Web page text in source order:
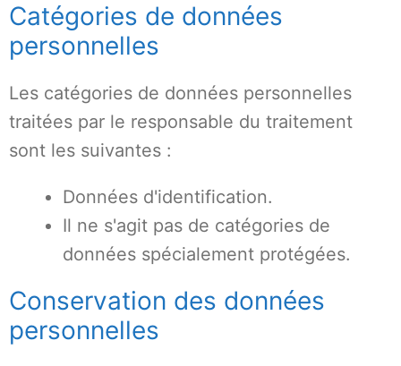
Catégories de données
personnelles
Les catégories de données personnelles
traitées par le responsable du traitement
sont les suivantes :
Données d'identification.
Il ne s'agit pas de catégories de
données spécialement protégées.
Conservation des données
personnelles